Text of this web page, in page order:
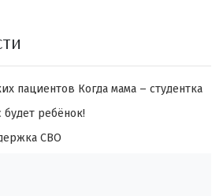
пациентов Когда мама – студентка
будет ребёнок!
СВО